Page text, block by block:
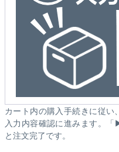
カート内の購入手続きに従
入力内容確認に進みます。
と注文完了です。